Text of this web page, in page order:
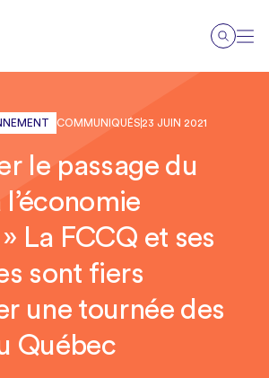
COMMUNIQUÉS 23 JUIN 2021
le passage du
La FCCQ et ses
sont fiers
une tournée des
Québec